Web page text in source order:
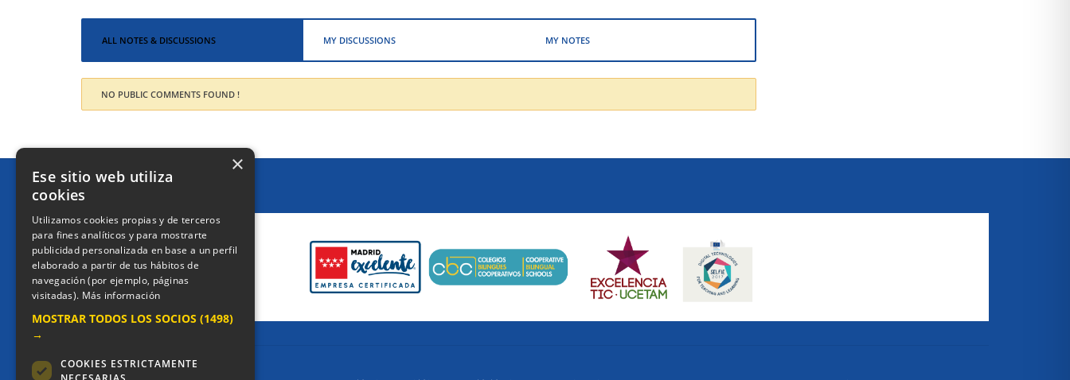
ALL NOTES & DISCUSSIONS MY DISCUSSIONS MY NOTES
NO PUBLIC COMMENTS FOUND !
CERTIFICACIONES
×
Ese sitio web utiliza
cookies
Utilizamos cookies propias y de terceros
para fines analíticos y para mostrarte
publicidad personalizada en base a un perfil
elaborado a partir de tus hábitos de
navegación (por ejemplo, páginas
visitadas). Más información
MOSTRAR TODOS LOS SOCIOS (1498)
→
COOKIES ESTRICTAMENTE